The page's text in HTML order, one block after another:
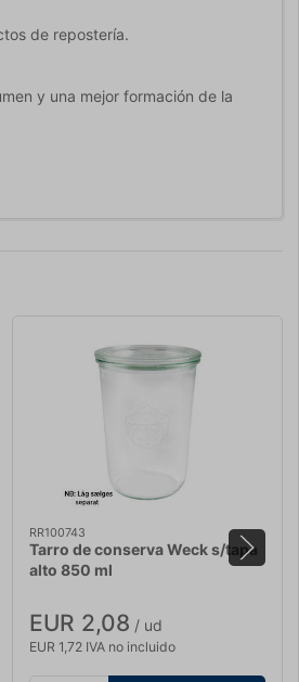
de repostería.
y una mejor formación de la
RR100743
Tarro de conserva Weck s/tapa
alto 850 ml
EUR 2,08 / ud
EUR 1,72 IVA no incluido